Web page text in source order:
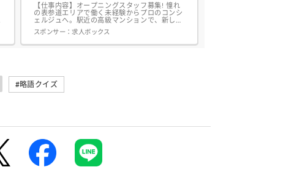
【仕事内容】オープニングスタッフ募集! 憧れ
の表参道エリアで働く未経験からプロのコンシ
ェルジュへ。駅近の高級マンションで、新しい
仲間と一緒にスタート!落ち着いた静かな環境
で、上質なお客様対応が中心です。特別な資格
や経験は必要ありません。接客やサービス業の
スポンサー：求人ボックス
#略語クイズ